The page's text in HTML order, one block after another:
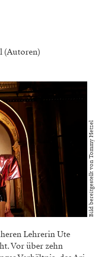
(Autoren)
Bild bereitgestellt von Tommy Hetzel
Lehrerin Ute
Vor über zehn